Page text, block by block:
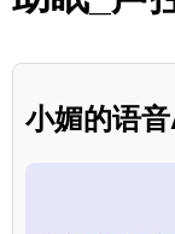
小媚的语